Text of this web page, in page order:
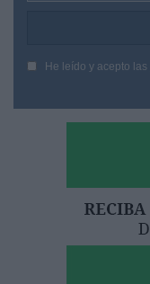
He leído y acepto las